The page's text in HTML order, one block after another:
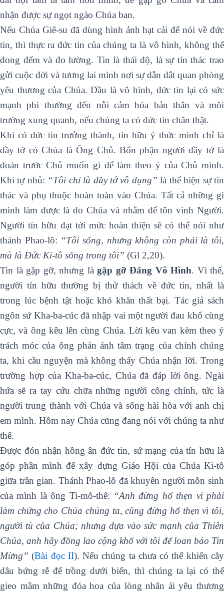
nhận được sự ngọt ngào Chúa ban.
Nếu Chúa Giê-su đã dùng hình ảnh hạt cải để nói về đức
tin, thì thực ra đức tin của chúng ta là vô hình, không thể
đong đếm và đo lường. Tin là thái độ, là sự tín thác trao
gửi cuộc đời và tương lai mình nơi sự dẫn dắt quan phòng
yêu thương của Chúa. Dầu là vô hình, đức tin lại có sức
mạnh phi thường đến nỗi cảm hóa bản thân và môi
trường xung quanh, nếu chúng ta có đức tin chân thật.
Khi có đức tin trưởng thành, tín hữu ý thức mình chỉ là
đầy tớ có Chúa là Ông Chủ. Bổn phận người đầy tớ là
đoán trước Chủ muốn gì để làm theo ý của Chủ mình.
Khi tự nhủ: “Tôi chỉ là đầy tớ vô dụng”là thể hiện sự tín
thác và phụ thuộc hoàn toàn vào Chúa. Tất cả những gì
mình làm được là do Chúa và nhằm để tôn vinh Người.
Người tín hữu đạt tới mức hoàn thiện sẽ có thể nói như
thánh Phao-lô: “Tôi sống, nhưng không còn phải là tôi,
mà là Đức Ki-tô sống trong tôi” (Gl 2,20).
Tin là gặp gỡ, nhưng là gặp gỡ Đấng Vô Hình. Vì thế,
người tín hữu thường bị thử thách về đức tin, nhất là
trong lúc bệnh tật hoặc khó khăn thất bại. Tác giả sách
ngôn sứ Kha-ba-cúc đã nhập vai một người đau khổ cùng
cực, và ông kêu lên cùng Chúa. Lời kêu van kèm theo ý
trách móc của ông phản ánh tâm trạng của chính chúng
ta, khi cầu nguyện mà không thấy Chúa nhận lời. Trong
trường hợp của Kha-ba-cúc, Chúa đã đáp lời ông. Ngài
hứa sẽ ra tay cứu chữa những người công chính, tức là
người trung thành với Chúa và sống hài hòa với anh chị
em mình. Hôm nay Chúa cũng đang nói với chúng ta như
thế.
Được đón nhận hồng ân đức tin, sứ mạng của tín hữu là
góp phần mình để xây dựng Giáo Hội của Chúa Ki-tô
giữa trần gian. Thánh Phao-lô đã khuyên người môn sinh
của mình là ông Ti-mô-thê: “Anh đừng hổ thẹn vì phải
làm chứng cho Chúa chúng ta, cũng đừng hổ thẹn vì tôi,
người tù của Chúa; nhưng dựa vào sức mạnh của Thiên
Chúa, anh hãy đồng lao cộng khổ với tôi để loan báo Tin
Mừng” (Bài đọc II). Nếu chúng ta chưa có thể khiến cây
dâu bứng rễ để trồng dưới biển, thì chúng ta lại có thể
gieo mầm những đóa hoa của lòng nhân ái yêu thương